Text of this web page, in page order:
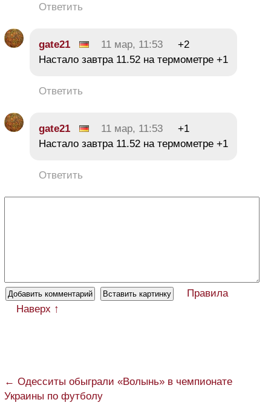
Ответить
gate21 11 мар, 11:53
+2
Настало завтра 11.52 на термометре +1
Ответить
gate21 11 мар, 11:53
+1
Настало завтра 11.52 на термометре +1
Ответить
Правила
Наверх ↑
← Одесситы обыграли «Волынь» в чемпионате
Украины по футболу